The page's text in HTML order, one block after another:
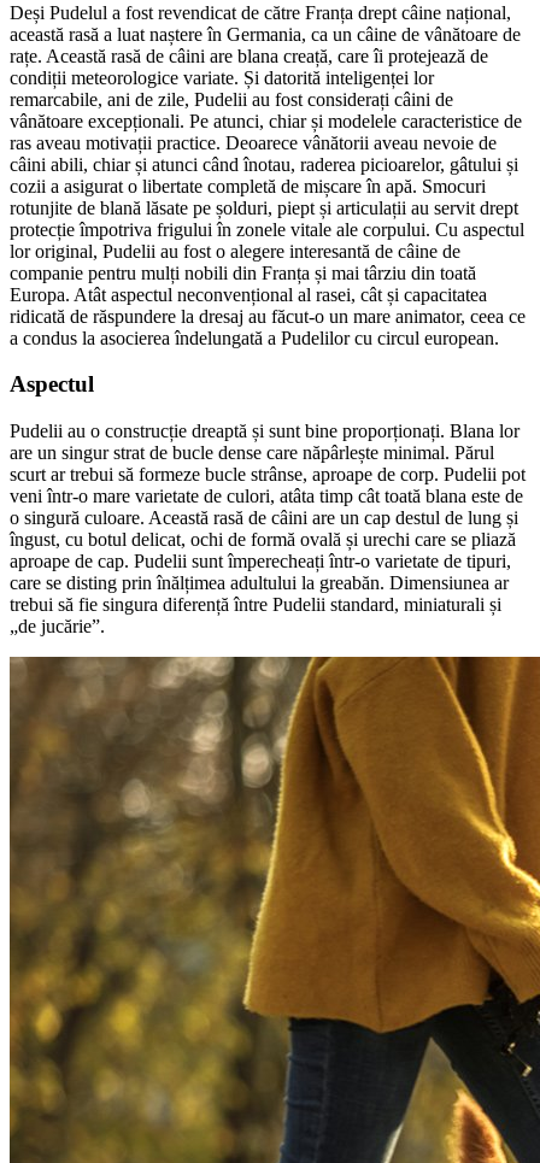
Deși Pudelul a fost revendicat de către Franța drept câine național,
această rasă a luat naștere în Germania, ca un câine de vânătoare de
rațe. Această rasă de câini are blana creață, care îi protejează de
condiții meteorologice variate. Și datorită inteligenței lor
remarcabile, ani de zile, Pudelii au fost considerați câini de
vânătoare excepționali. Pe atunci, chiar și modelele caracteristice de
ras aveau motivații practice. Deoarece vânătorii aveau nevoie de
câini abili, chiar și atunci când înotau, raderea picioarelor, gâtului și
cozii a asigurat o libertate completă de mișcare în apă. Smocuri
rotunjite de blană lăsate pe șolduri, piept și articulații au servit drept
protecție împotriva frigului în zonele vitale ale corpului. Cu aspectul
lor original, Pudelii au fost o alegere interesantă de câine de
companie pentru mulți nobili din Franța și mai târziu din toată
Europa. Atât aspectul neconvențional al rasei, cât și capacitatea
ridicată de răspundere la dresaj au făcut-o un mare animator, ceea ce
a condus la asocierea îndelungată a Pudelilor cu circul european.
Aspectul
Pudelii au o construcție dreaptă și sunt bine proporționați. Blana lor
are un singur strat de bucle dense care năpârlește minimal. Părul
scurt ar trebui să formeze bucle strânse, aproape de corp. Pudelii pot
veni într-o mare varietate de culori, atâta timp cât toată blana este de
o singură culoare. Această rasă de câini are un cap destul de lung și
îngust, cu botul delicat, ochi de formă ovală și urechi care se pliază
aproape de cap. Pudelii sunt împerecheați într-o varietate de tipuri,
care se disting prin înălțimea adultului la greabăn. Dimensiunea ar
trebui să fie singura diferență între Pudelii standard, miniaturali și
„de jucărie”.